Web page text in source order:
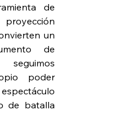
de
un
de
poder
de batalla